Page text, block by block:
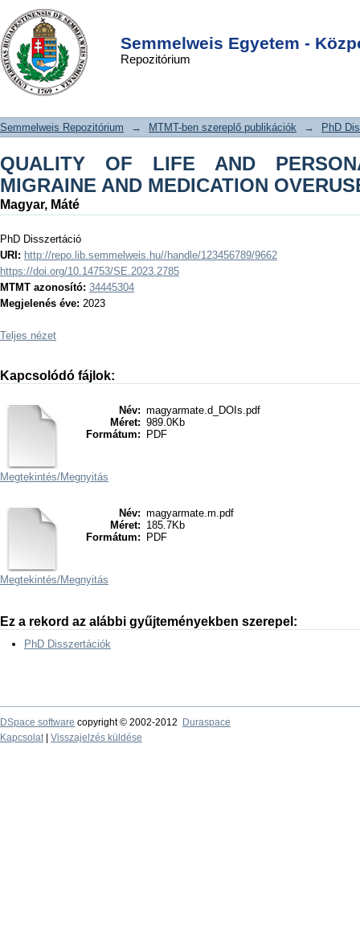
Semmelweis Egyetem -
Repozitórium
QUALITY OF LIFE AND PERSONALITY
TRAITS IN MIGRAINE AND
MEDICATION OVERUSE HEADACHE
DSpace/Manakin Repository
Semmelweis Repozitórium → MTMT-ben szereplő publikációk → PhD
QUALITY OF LIFE AND
MIGRAINE AND MEDICATION
Magyar, Máté
PhD Disszertáció
URI: http://repo.lib.semmelweis.hu//handle/123456789/9662
https://doi.org/10.14753/SE.2023.2785
MTMT azonosító: 34445304
Megjelenés éve: 2023
Teljes nézet
Kapcsolódó fájlok:
Név: magyarmate.d_DOIs.pdf
Méret: 989.0Kb
Formátum:
PDF
Megtekintés/Megnyitás
Név: magyarmate.m.pdf
Méret: 185.7Kb
Formátum:
PDF
Megtekintés/Megnyitás
Ez a rekord az alábbi gyűjteményekben szerepel:
PhD Disszertációk
DSpace software copyright © 2002-2012
Duraspace
Kapcsolat| Visszajelzés küldése